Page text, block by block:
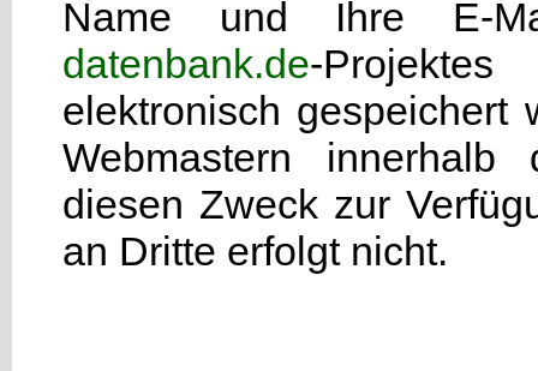
Name und Ihre E-
datenbank.de-
elektronisch gespeichert
Webmastern
diesen Zweck zur
an Dritte erfolgt nicht.